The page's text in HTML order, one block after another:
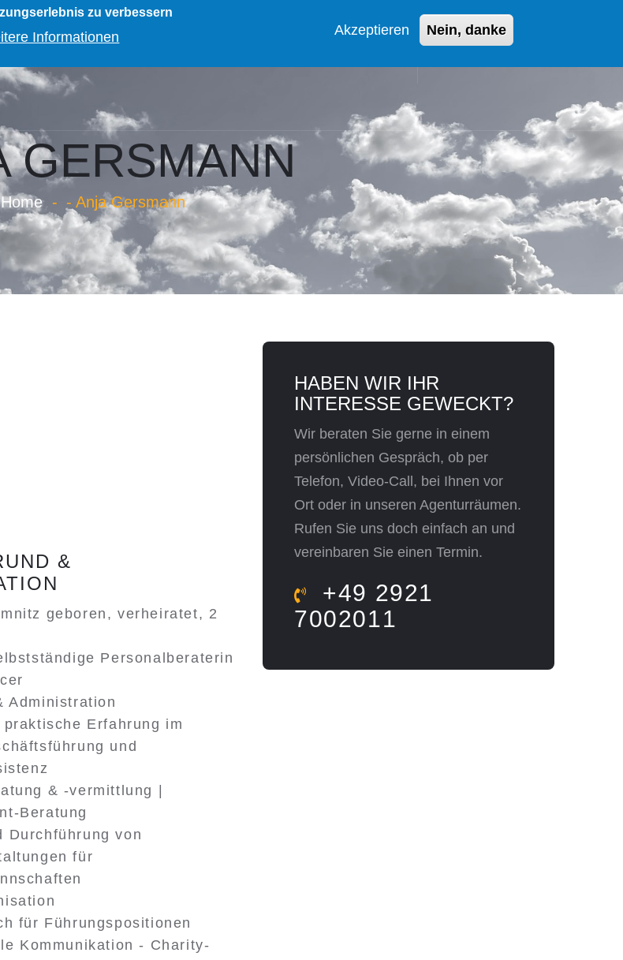
zu verbessern
Informationen Akzeptieren Nein, danke
PORTFOLIO AGENTUR SOEST
+49 2921 7002011
GERSMANN
Home - - Anja Gersmann
&
geboren, verheiratet, 2
Personalberaterin
Administration
Erfahrung im
und
& -vermittlung |
Beratung
Durchführung von
für
für Führungspositionen
Kommunikation - Charity-
HABEN WIR IHR
INTERESSE GEWECKT?
Wir beraten Sie gerne in einem
persönlichen Gespräch, ob per
Telefon, Video-Call, bei Ihnen vor
Ort oder in unseren Agenturräumen.
Rufen Sie uns doch einfach an und
vereinbaren Sie einen Termin.
+49 2921
7002011